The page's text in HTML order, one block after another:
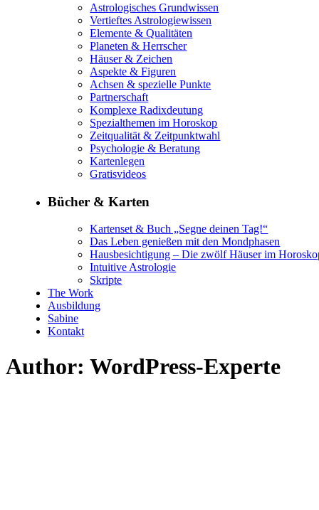
Astrologisches Grundwissen
Vertieftes Astrologiewissen
Elemente & Qualitäten
Planeten & Herrscher
Häuser & Zeichen
Aspekte & Figuren
Achsen & spezielle Punkte
Partnerschaft
Komplexe Radixdeutung
Spezialthemen im Horoskop
Zeitqualität & Zeitpunktwahl
Psychologie & Beratung
Kartenlegen
Gratisvideos
Bücher & Karten
Kartenset & Buch „Segne deinen Tag!“
Das Leben genießen mit den Mondphasen
Hausbesichtigung – Die zwölf Häuser im
Intuitive Astrologie
Skripte
The Work
Ausbildung
Sabine
Kontakt
Author: WordPress-Experte